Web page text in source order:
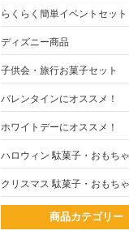
らくらく簡単イベントセット
ディズニー商品
子供会・旅行お菓子セット
バレンタインにオススメ！
ホワイトデーにオススメ！
ハロウィン 駄菓子・おもちゃ
クリスマス 駄菓子・おもちゃ
商品カテゴリー